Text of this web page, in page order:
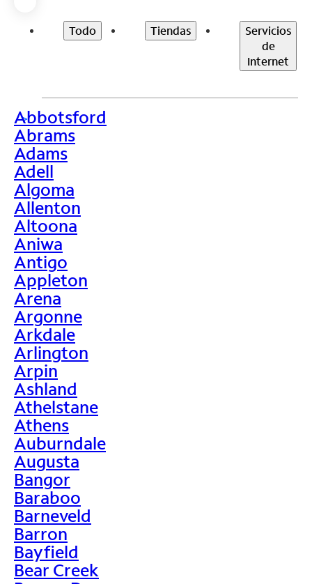
Todo Tiendas
Servicios
de
Internet
>
Abbotsford
Abrams
Adams
Adell
Algoma
Allenton
Altoona
Aniwa
Antigo
Appleton
Arena
Argonne
Arkdale
Arlington
Arpin
Ashland
Athelstane
Athens
Auburndale
Augusta
Bangor
Baraboo
Barneveld
Barron
Bayfield
Bear Creek